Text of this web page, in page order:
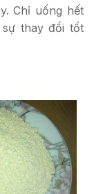
Chỉ uống hết
thay đổi tốt